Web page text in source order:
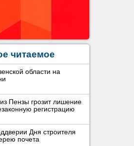
читаемое
области на
Пензы грозит лишение
регистрацию
Дня строителя
почета